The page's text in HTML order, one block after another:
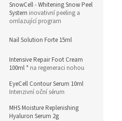
SnowCell - Whitening Snow Peel
System inovativní peeling a
omlazující program
Nail Solution Forte 15ml
Intensive Repair Foot Cream
100ml * na regeneraci nohou
EyeCell Contour Serum 10ml
Intenzivní oční sérum
MHS Moisture Replenishing
Hyaluron Serum 2g